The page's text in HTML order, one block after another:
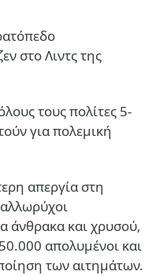
στο Λιντς της
τους πολίτες 5-
για πολεμική
απεργία στη
άνθρακα και χρυσού,
απολυμένοι και
των αιτημάτων.